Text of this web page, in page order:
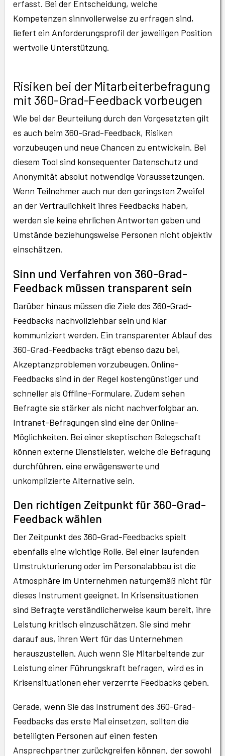
erfasst. Bei der Entscheidung, welche
Kompetenzen sinnvollerweise zu erfragen sind,
liefert ein Anforderungsprofil der jeweiligen Position
wertvolle Unterstützung.
Risiken bei der Mitarbeiterbefragung
mit 360-Grad-Feedback vorbeugen
Wie bei der Beurteilung durch den Vorgesetzten gilt
es auch beim 360-Grad-Feedback, Risiken
vorzubeugen und neue Chancen zu entwickeln. Bei
diesem Tool sind konsequenter Datenschutz und
Anonymität absolut notwendige Voraussetzungen.
Wenn Teilnehmer auch nur den geringsten Zweifel
an der Vertraulichkeit ihres Feedbacks haben,
werden sie keine ehrlichen Antworten geben und
Umstände beziehungsweise Personen nicht objektiv
einschätzen.
Sinn und Verfahren von 360-Grad-
Feedback müssen transparent sein
Darüber hinaus müssen die Ziele des 360-Grad-
Feedbacks nachvollziehbar sein und klar
kommuniziert werden. Ein transparenter Ablauf des
360-Grad-Feedbacks trägt ebenso dazu bei,
Akzeptanzproblemen vorzubeugen. Online-
Feedbacks sind in der Regel kostengünstiger und
schneller als Offline-Formulare. Zudem sehen
Befragte sie stärker als nicht nachverfolgbar an.
Intranet-Befragungen sind eine der Online-
Möglichkeiten. Bei einer skeptischen Belegschaft
können externe Dienstleister, welche die Befragung
durchführen, eine erwägenswerte und
unkomplizierte Alternative sein.
Den richtigen Zeitpunkt für 360-Grad-
Feedback wählen
Der Zeitpunkt des 360-Grad-Feedbacks spielt
ebenfalls eine wichtige Rolle. Bei einer laufenden
Umstrukturierung oder im Personalabbau ist die
Atmosphäre im Unternehmen naturgemäß nicht für
dieses Instrument geeignet. In Krisensituationen
sind Befragte verständlicherweise kaum bereit, ihre
Leistung kritisch einzuschätzen. Sie sind mehr
darauf aus, ihren Wert für das Unternehmen
herauszustellen. Auch wenn Sie Mitarbeitende zur
Leistung einer Führungskraft befragen, wird es in
Krisensituationen eher verzerrte Feedbacks geben.
Gerade, wenn Sie das Instrument des 360-Grad-
Feedbacks das erste Mal einsetzen, sollten die
beteiligten Personen auf einen festen
Ansprechpartner zurückgreifen können, der sowohl